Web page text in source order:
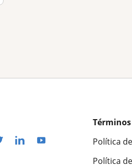
Política
Política